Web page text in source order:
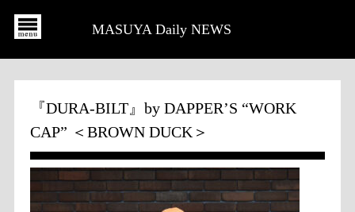
MASUYA Daily NEWS
『DURA-BILT』by DAPPER’S “WORK
CAP” ＜BROWN DUCK＞